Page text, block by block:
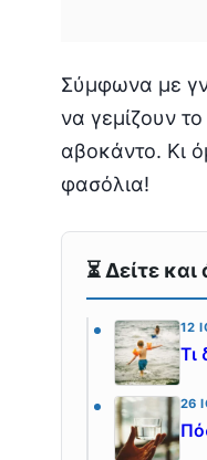
Σύμφωνα με
να γεμίζουν
αβοκάντο. Κι
φασόλια!
⏳ Δείτε
12
Τι
26